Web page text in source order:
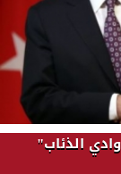
الذئاب"